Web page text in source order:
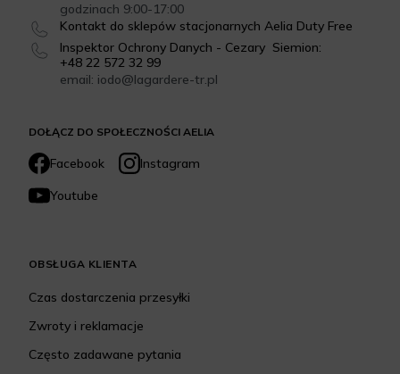
DOŁĄCZ DO SPOŁECZNOŚCI AELIA
Facebook
Instagram
Youtube
godzinach 9:00-17:00
Kontakt do sklepów stacjonarnych Aelia Duty Free
Inspektor Ochrony Danych - Cezary Siemion:
+48 22 572 32 99
email: iodo@lagardere-tr.pl
OBSŁUGA KLIENTA
Czas dostarczenia przesyłki
Zwroty i reklamacje
Często zadawane pytania